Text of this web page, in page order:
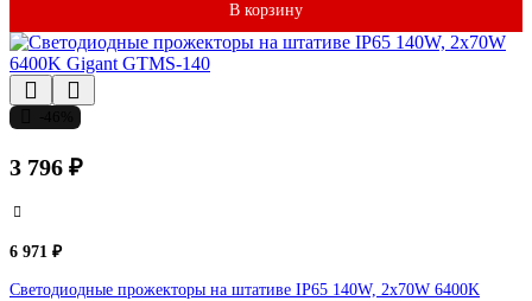
В корзину
3 796 ₽
6 971 ₽
Светодиодные прожекторы на штативе IP65 140W, 2x70W 6400K